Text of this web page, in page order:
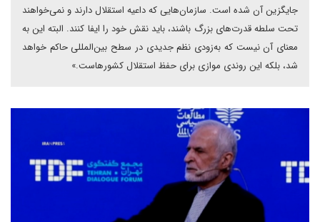
جایگزین آن شده است. سازمان‌هایی که داعیه استقلال دارند و نمی‌خواهند
تحت سلطه قدرت‌های بزرگ باشند، باید نقش خود را ایفا کنند. البته این به
معنای آن نیست که به‌زودی نظم جدیدی در سطح بین‌المللی حاکم خواهد
شد، بلکه این روندی موازی برای حفظ استقلال کشورهاست.»